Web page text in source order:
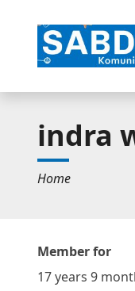
indra
Home
Member for
17 years 9